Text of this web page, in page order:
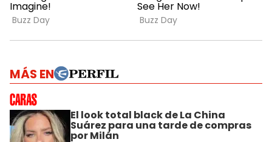
MÁS EN
El look total black de La China
Suárez para una tarde de compras
por Milán